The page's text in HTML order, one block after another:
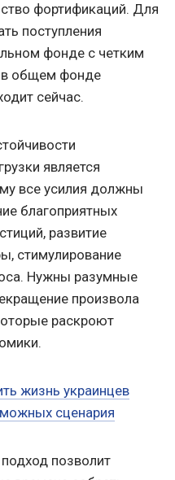
фортификаций. Для
поступления
фонде с четким
в общем фонде
сейчас.
является
все усилия должны
благоприятных
развитие
стимулирование
Нужны разумные
произвола
раскроют
жизнь украинцев
сценария
позволит